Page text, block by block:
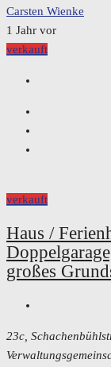
Carsten Wienke
1 Jahr vor
verkauft
verkauft
Haus /
großes
23c,